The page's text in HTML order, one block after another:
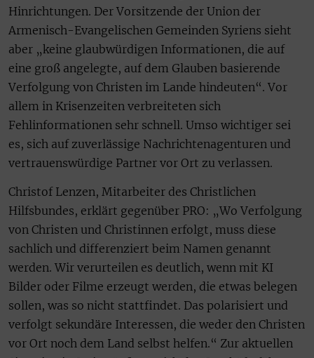
Hinrichtungen. Der Vorsitzende der Union der
Armenisch-Evangelischen Gemeinden Syriens sieht
aber „keine glaubwürdigen Informationen, die auf
eine groß angelegte, auf dem Glauben basierende
Verfolgung von Christen im Lande hindeuten“. Vor
allem in Krisenzeiten verbreiteten sich
Fehlinformationen sehr schnell. Umso wichtiger sei
es, sich auf zuverlässige Nachrichtenagenturen und
vertrauenswürdige Partner vor Ort zu verlassen.
Christof Lenzen, Mitarbeiter des Christlichen
Hilfsbundes, erklärt gegenüber PRO: „Wo Verfolgung
von Christen und Christinnen erfolgt, muss diese
sachlich und differenziert beim Namen genannt
werden. Wir verurteilen es deutlich, wenn mit KI
Bilder oder Filme erzeugt werden, die etwas belegen
sollen, was so nicht stattfindet. Das polarisiert und
verfolgt sekundäre Interessen, die weder den Christen
vor Ort noch dem Land selbst helfen.“ Zur aktuellen